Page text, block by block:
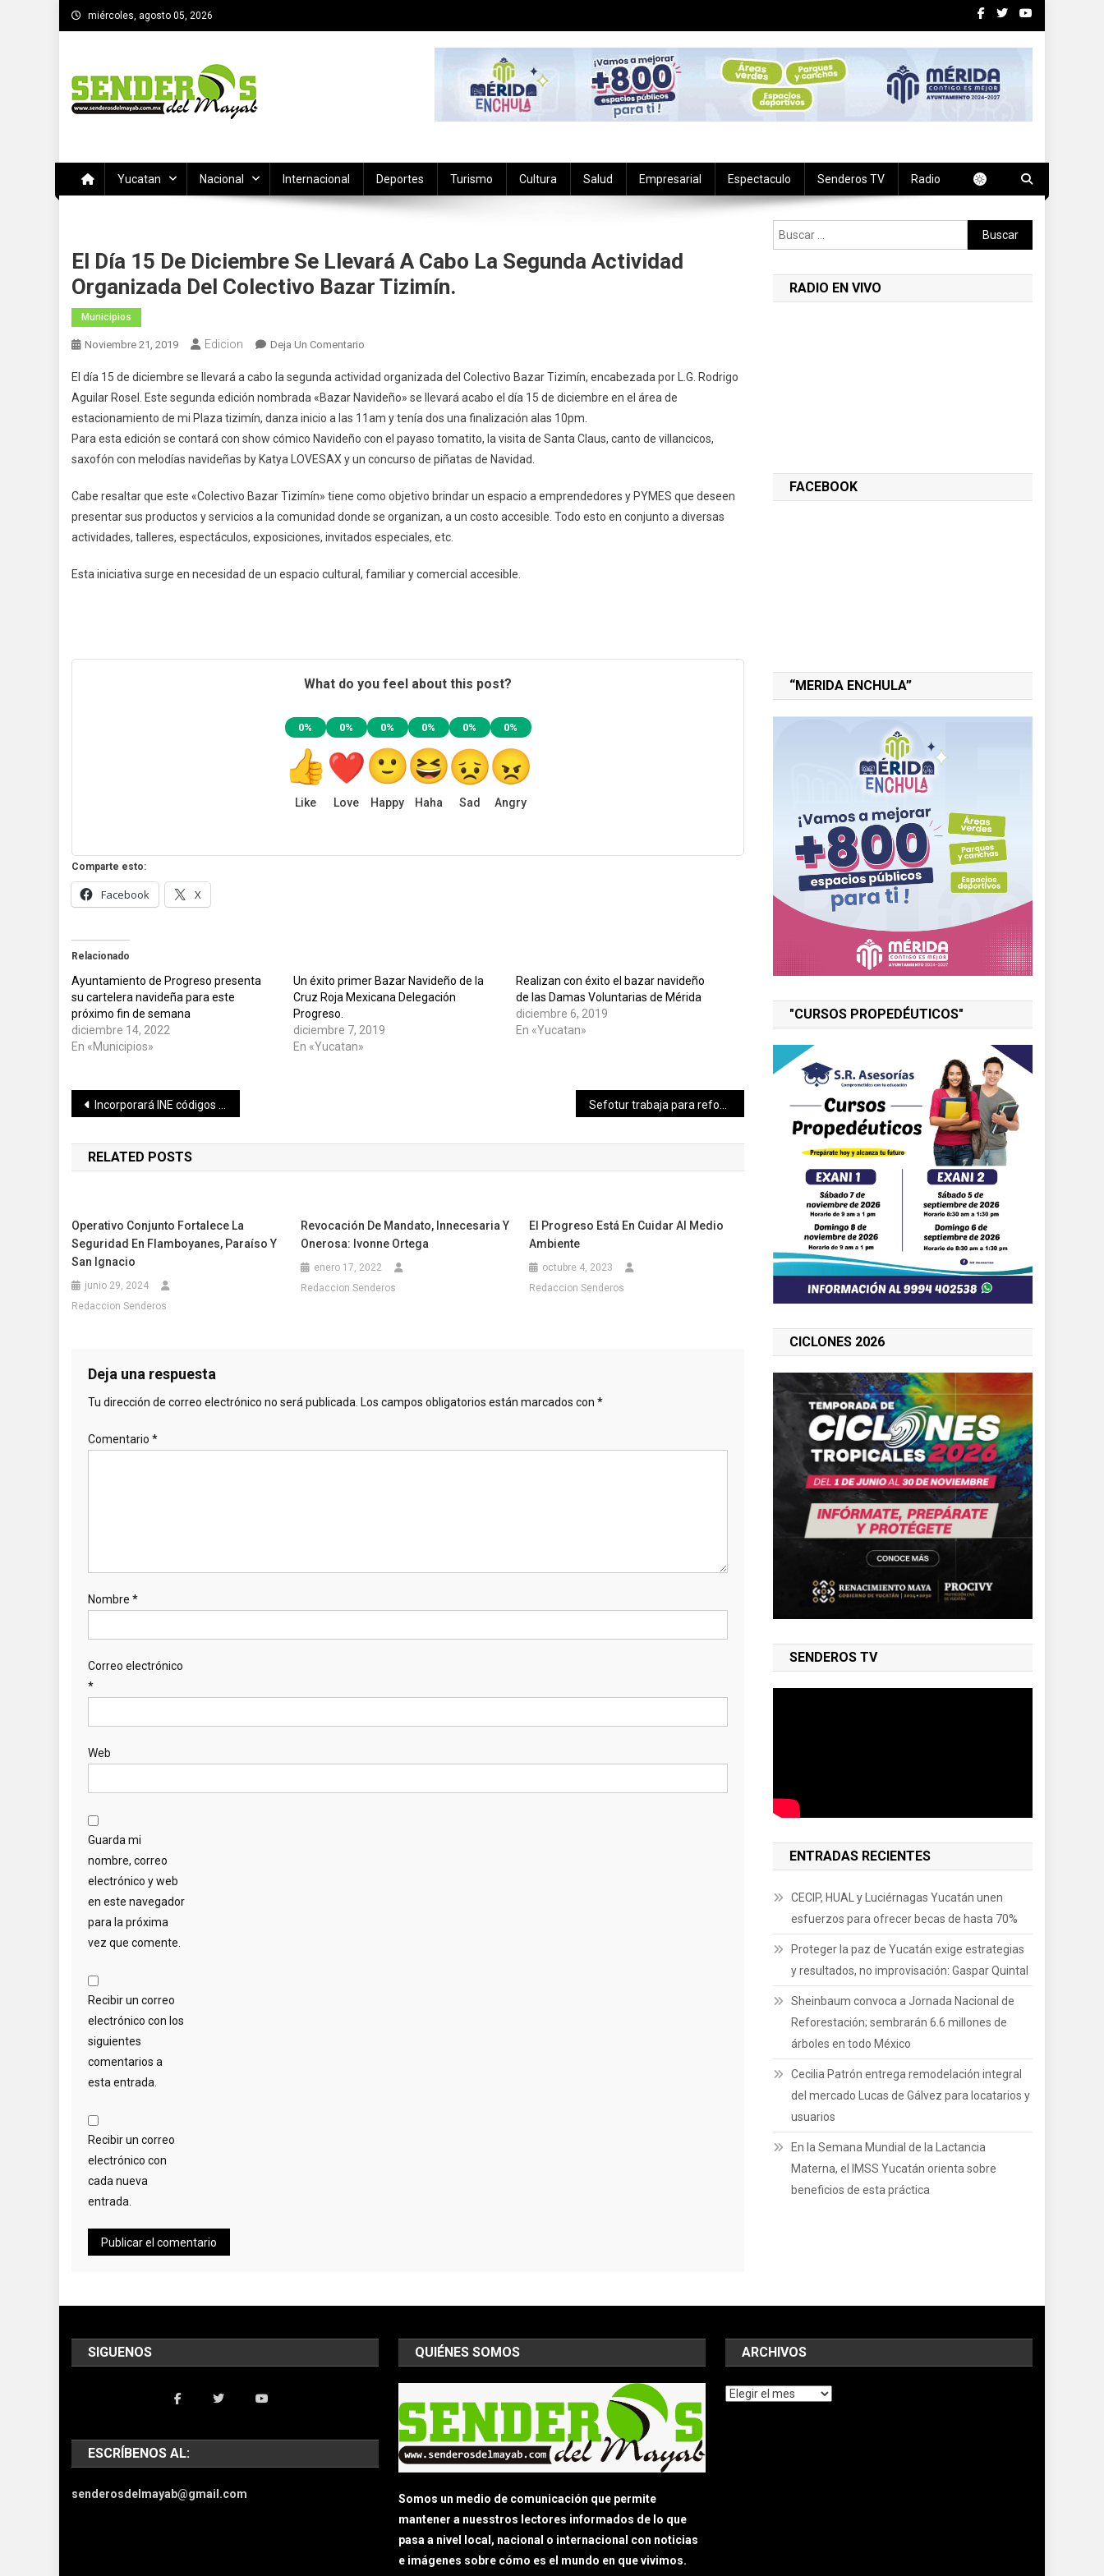
Saltar
al
miércoles, agosto 05, 2026
Yucatan Nacional Internacional Deportes Turismo Cultura Salud Empresarial Espectaculo Senderos TV Radio
El Día 15 De Diciembre Se Llevará A Cabo La Segunda Actividad
Organizada Del Colectivo Bazar Tizimín.
Municipios
Noviembre 21, 2019 Edicion Deja Un Comentario
Día
15
De
Diciembre
Se
A
Cabo
La
Actividad
El día 15 de diciembre se llevará a cabo la segunda actividad organizada del Colectivo Bazar Tizimín, encabezada por L.G. Rodrigo
Aguilar Rosel. Este segunda edición nombrada «Bazar Navideño» se llevará acabo el día 15 de diciembre en el área de
estacionamiento de mi Plaza tizimín, danza inicio a las 11am y tenía dos una finalización alas 10pm.
Para esta edición se contará con show cómico Navideño con el payaso tomatito, la visita de Santa Claus, canto de villancicos,
saxofón con melodías navideñas by Katya LOVESAX y un concurso de piñatas de Navidad.
Cabe resaltar que este «Colectivo Bazar Tizimín» tiene como objetivo brindar un espacio a emprendedores y PYMES que deseen
presentar sus productos y servicios a la comunidad donde se organizan, a un costo accesible. Todo esto en conjunto a diversas
actividades, talleres, espectáculos, exposiciones, invitados especiales, etc.
Esta iniciativa surge en necesidad de un espacio cultural, familiar y comercial accesible.
What do you feel about this post?
0%
Like
0%
Love
0%
Happy
0%
Haha
0%
Sad
0%
Angry
Comparte esto:
Facebook X
Relacionado
Ayuntamiento de Progreso presenta
su cartelera navideña para este
próximo fin de semana
diciembre 14, 2022
En «Municipios»
Un éxito primer Bazar Navideño de la
Cruz Roja Mexicana Delegación
Progreso.
diciembre 7, 2019
En «Yucatan»
Realizan con éxito el bazar navideño
de las Damas Voluntarias de Mérida
diciembre 6, 2019
En «Yucatan»
Navegación
de
entradas
Incorporará INE códigos QR en la Credencial para Votar a partir de diciembre
RELATED POSTS
Operativo Conjunto Fortalece La
Seguridad En Flamboyanes, Paraíso Y
San Ignacio
junio 29, 2024
Redaccion Senderos
Revocación De Mandato, Innecesaria Y
Onerosa: Ivonne Ortega
enero 17, 2022
Redaccion Senderos
El Progreso Está En Cuidar Al Medio
Ambiente
octubre 4, 2023
Redaccion Senderos
Deja una respuesta
Tu dirección de correo electrónico no será publicada. Los campos obligatorios están marcados con *
Comentario *
Nombre *
Correo electrónico
*
Web
Guarda mi
nombre, correo
electrónico y web
en este navegador
para la próxima
vez que comente.
Recibir un correo
electrónico con los
siguientes
comentarios a
esta entrada.
Recibir un correo
electrónico con
cada nueva
entrada.
Buscar:
RADIO EN VIVO
FACEBOOK
“MERIDA ENCHULA”
"CURSOS PROPEDÉUTICOS"
CICLONES 2026
SENDEROS TV
ENTRADAS RECIENTES
CECIP, HUAL y Luciérnagas Yucatán unen
esfuerzos para ofrecer becas de hasta 70%
Proteger la paz de Yucatán exige estrategias
y resultados, no improvisación: Gaspar Quintal
Sheinbaum convoca a Jornada Nacional de
Reforestación; sembrarán 6.6 millones de
árboles en todo México
Cecilia Patrón entrega remodelación integral
del mercado Lucas de Gálvez para locatarios y
usuarios
En la Semana Mundial de la Lactancia
Materna, el IMSS Yucatán orienta sobre
beneficios de esta práctica
SIGUENOS
ESCRÍBENOS AL:
senderosdelmayab@gmail.com
QUIÉNES SOMOS
Somos un medio de comunicación que permite
mantener a nuesstros lectores informados de lo que
pasa a nivel local, nacional o internacional con noticias
e imágenes sobre cómo es el mundo en que vivimos.
ARCHIVOS
Archivos